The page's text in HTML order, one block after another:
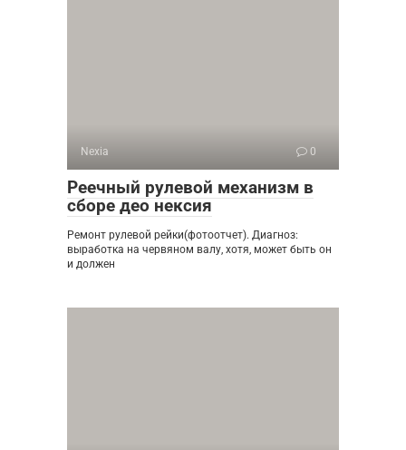
Nexia 0
Реечный рулевой механизм в
сборе део нексия
Ремонт рулевой рейки(фотоотчет). Диагноз:
выработка на червяном валу, хотя, может быть он
и должен